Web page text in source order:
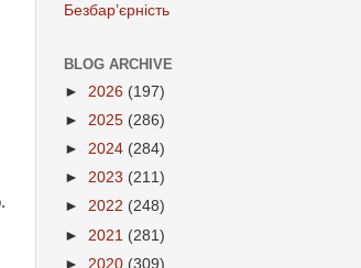
Безбар’єрність
BLOG ARCHIVE
► 2026 (197)
► 2025 (286)
► 2024 (284)
► 2023 (211)
► 2022 (248)
► 2021 (281)
► 2020 (309)